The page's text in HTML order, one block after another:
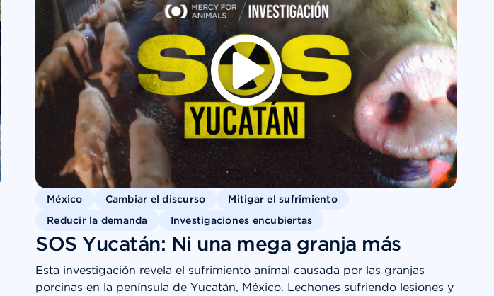
México Cambiar el discurso
Mitigar el sufrimiento
Reducir la demanda
Investigaciones encubiertas
SOS Yucatán: Ni una mega granja más
Esta investigación revela el sufrimiento animal causada por las granjas
porcinas en la península de Yucatán, México. Lechones sufriendo lesiones y